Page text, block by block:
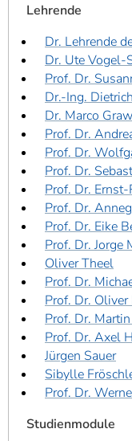
Lehrende
Dr. Lehrende
Dr. Ute Vogel-
Prof. Dr.
Dr.-Ing.
Dr. Marco
Prof. Dr.
Prof. Dr.
Prof. Dr.
Prof. Dr.
Prof. Dr.
Prof. Dr. Eike
Prof. Dr. Jorge
Oliver Theel
Prof. Dr.
Prof. Dr. Oliver
Prof. Dr.
Prof. Dr. Axel
Jürgen Sauer
Sibylle
Prof. Dr.
Studienmodule